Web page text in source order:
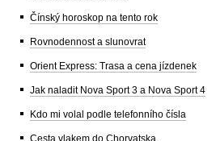
Čínský horoskop na tento rok
Rovnodennost a slunovrat
Orient Express: Trasa a cena jízdenek
Jak naladit Nova Sport 3 a Nova Sport 4
Kdo mi volal podle telefonního čísla
Cesta vlakem do Chorvatska